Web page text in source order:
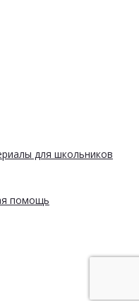
для школьников
помощь